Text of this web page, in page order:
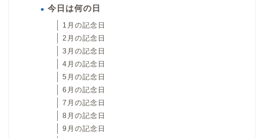
今日は何の日
1月の記念日
2月の記念日
3月の記念日
4月の記念日
5月の記念日
6月の記念日
7月の記念日
8月の記念日
9月の記念日